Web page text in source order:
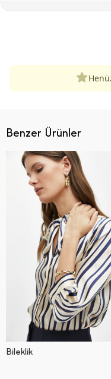
Benzer Ürünler
Bi̇lekli̇k